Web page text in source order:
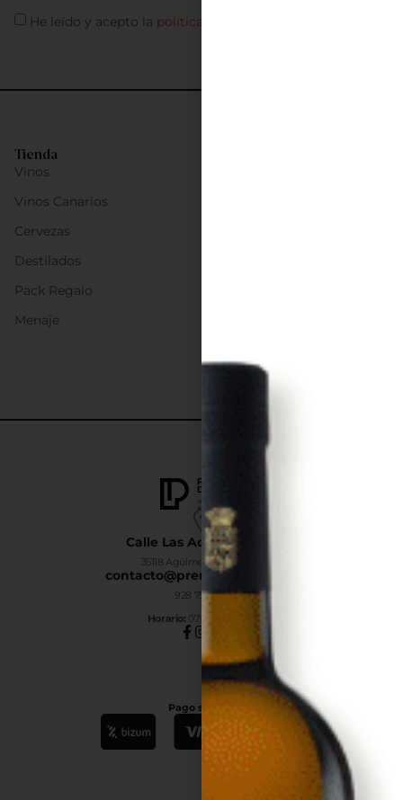
Calle Las Adelfas Nº6-B
35118 Agüimes, Las Palmas
contacto@premiumdrinks.es
928 754 363
Horario: 07:00h a 15:00h
Pago seguro
Tienda
Vinos
Vinos Canarios
Cervezas
Destilados
Pack Regalo
Menaje
He leído y acepto la política de privacidad